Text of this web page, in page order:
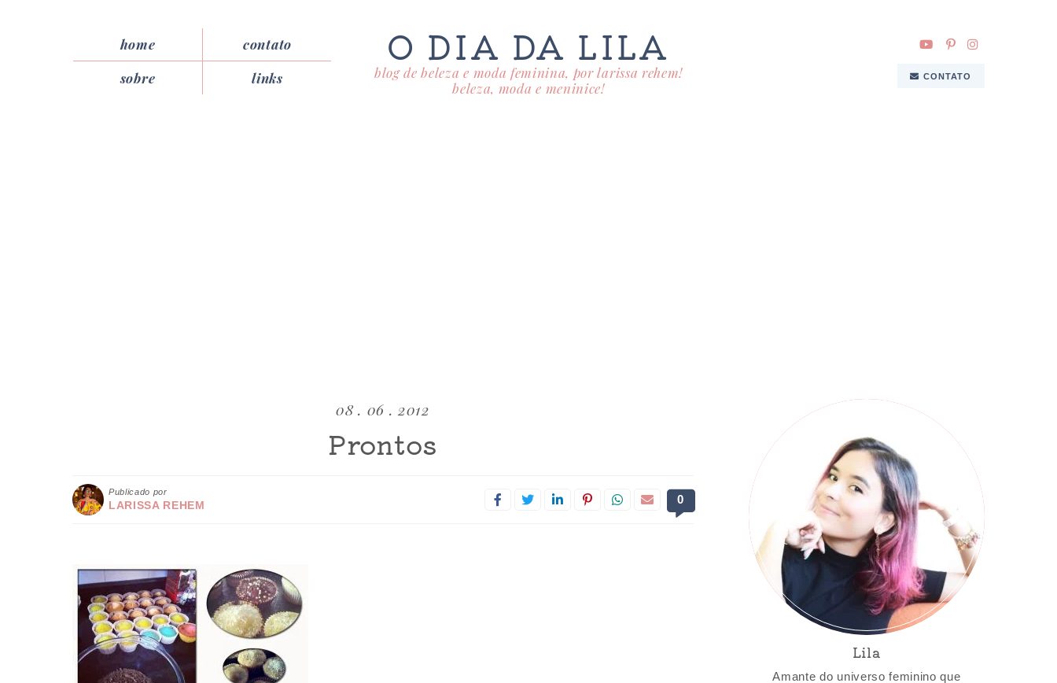
home
contato
sobre
links
O DIA DA LILA
blog de beleza e moda feminina, por larissa rehem!
beleza, moda e meninice!
CONTATO
08 . 06 . 2012
Prontos
Publicado por
LARISSA REHEM 0
Lila
Amante do universo feminino que